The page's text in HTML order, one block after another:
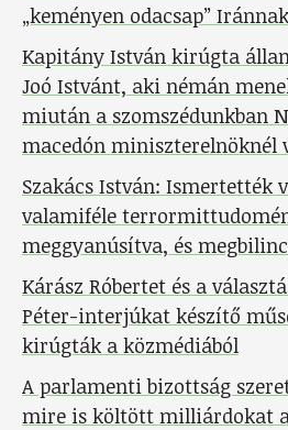
„keményen odacsap” Iránnak
Kapitány István kirúgta
Joó Istvánt, aki némán
miután a szomszédunkban
macedón miniszterelnöknél
Szakács István: Ismertették
valamiféle
meggyanúsítva, és
Kárász Róbertet és a
Péter-interjúkat készítő
kirúgták a közmédiából
A parlamenti bizottság
mire is költött milliárdokat